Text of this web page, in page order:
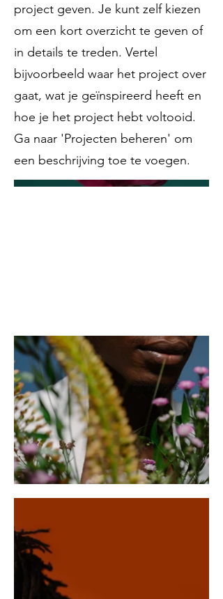
project geven. Je kunt zelf kiezen
om een kort overzicht te geven of
in details te treden. Vertel
bijvoorbeeld waar het project over
gaat, wat je geïnspireerd heeft en
hoe je het project hebt voltooid.
Ga naar 'Projecten beheren' om
een beschrijving toe te voegen.